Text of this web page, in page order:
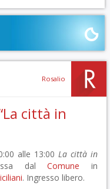
Rosalio
città in
alle 13:00La città in
dalComune in
. Ingresso libero.